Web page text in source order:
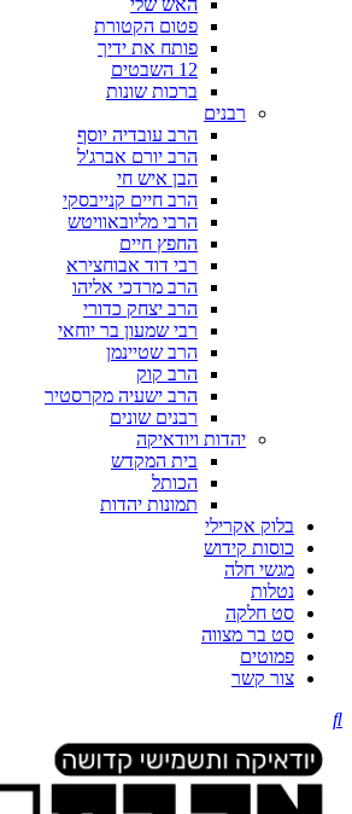
פטום הקטורת
פותח את ידיך
12 השבטים
ברכות שונות
רבנים
הרב עובדיה יוסף
הרב יורם אברג'ל
הבן איש חי
הרב חיים קנייבסקי
הרבי מליובאוויטש
החפץ חיים
רבי דוד אבוחצירא
הרב מרדכי אליהו
הרב יצחק כדורי
רבי שמעון בר יוחאי
הרב שטיינמן
הרב קוק
הרב ישעיה מקרסטיר
רבנים שונים
יהדות ויודאיקה
בית המקדש
הכותל
תמונות יהדות
בלוק אקרילי
כוסות קידוש
מגשי חלה
נטלות
סט חלקה
סט בר מצווה
פמוטים
צור קשר